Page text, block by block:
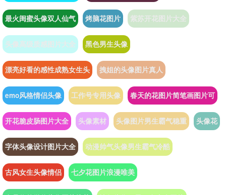
最火闺蜜头像双人仙气 烤脑花图片 紫苏开花图片大全
头像高级质感图片大全 黑色男生头像
漂亮好看的感性成熟女生头 拽姐的头像图片真人
emo风格情侣头像 工作号专用头像 春天的花图片简笔画图片可
开花脆皮肠图片大全 头像素材 头像图片男生霸气稳重 头像花
字体头像设计图片大全 动漫帅气头像男生霸气冷酷
古风女生头像情侣 七夕花图片浪漫唯美